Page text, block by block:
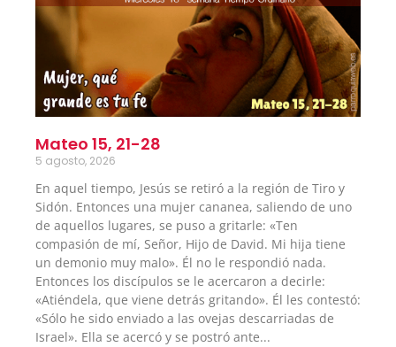
Mateo 15, 21-28
5 agosto, 2026
En aquel tiempo, Jesús se retiró a la región de Tiro y
Sidón. Entonces una mujer cananea, saliendo de uno
de aquellos lugares, se puso a gritarle: «Ten
compasión de mí, Señor, Hijo de David. Mi hija tiene
un demonio muy malo». Él no le respondió nada.
Entonces los discípulos se le acercaron a decirle:
«Atiéndela, que viene detrás gritando». Él les contestó:
«Sólo he sido enviado a las ovejas descarriadas de
Israel». Ella se acercó y se postró ante